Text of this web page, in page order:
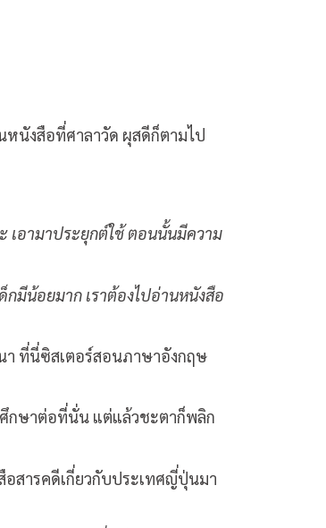
หนังสือที่ศาลาวัด ผุสดีก็ตามไป
เอามาประยุกต์ใช้ ตอนนั้นมีความ
มีน้อยมาก เราต้องไปอ่านหนังสือ
นา ที่นี่ซิสเตอร์สอนภาษาอังกฤษ
ศึกษาต่อที่นั่น แต่แล้วชะตาก็พลิก
สารคดีเกี่ยวกับประเทศญี่ปุ่นมา